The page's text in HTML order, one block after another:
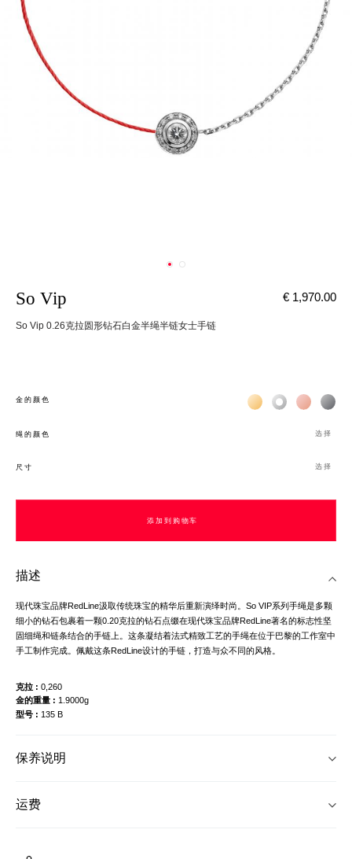
So Vip
So Vip 0.26克拉圆形钻石白金半绳半链女士手链
€ 1,970.00
金的颜色 Жёлтое золото 18К
Белое золото
Розовое
绳的颜色 选择
尺寸 选择
添加到购物车
描述
现代珠宝品牌RedLine汲取传统珠宝的精华后重新演绎时尚。So VIP系列手绳是多颗
细小的钻石包裹着一颗0.20克拉的钻石点缀在现代珠宝品牌RedLine著名的标志性坚
固细绳和链条结合的手链上。这条凝结着法式精致工艺的手绳在位于巴黎的工作室中
手工制作完成。佩戴这条RedLine设计的手链，打造与众不同的风格。
克拉
0,260
金的重量
1.9000g
型号
135 B
保养说明
运费